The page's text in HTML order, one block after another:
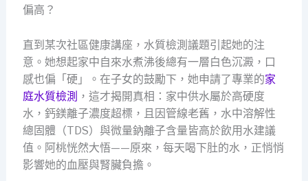
偏高？
直到某次社區健康講座，水質檢測議題引起她的注
意。她想起家中自來水煮沸後總有一層白色沉澱，口
感也偏「硬」。在子女的鼓勵下，她申請了專業的家
庭水質檢測 ，這才揭開真相：家中供水屬於高硬度
水，鈣鎂離子濃度超標，且因管線老舊，水中溶解性
總固體（TDS）與微量鈉離子含量皆高於飲用水建議
值。阿桃恍然大悟——原來，每天喝下肚的水，正悄悄
影響她的血壓與腎臟負擔。